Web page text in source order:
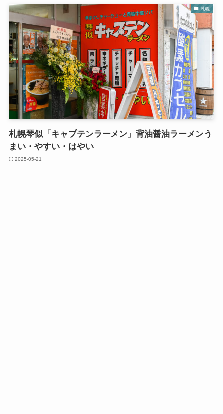
札幌
札幌琴似「キャプテンラーメン」背油醤油ラーメンう
まい・やすい・はやい
2025-05-21